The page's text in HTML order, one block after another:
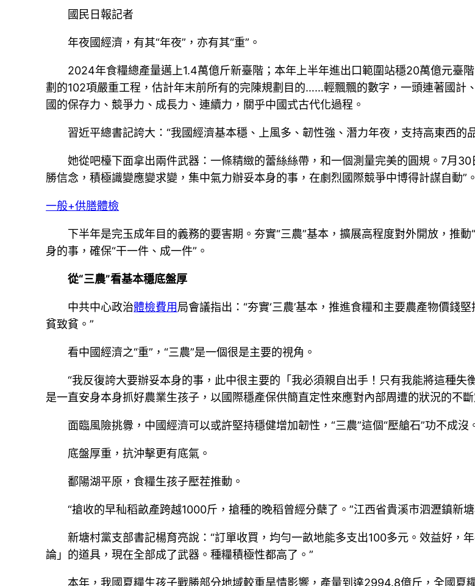
國民日報記者
年夜國經濟，有其“年夜”，亦有其“重”。
2024年食糧總產量邁上1.4萬億斤新臺階；本年上半年進出口範圍站穩20萬億元臺
劃的102項嚴重工程，估計年末前所有的完陳規劃目的……輕飄飄的數字，一頭連著國計
國的保存力、競爭力、成長力、連續力，關乎中國式古代化過程。
習近平總書記誇大：“我國經濟基本穩、上風多、韌性強、潛力年夜，支持高東西的
她從吧檯下面拿出兩件武器：一條精緻的蕾絲絲帶，和一個測量完美的圓規。7月
勝信念，積極識變應變求變，集中氣力辦妥本身的事，在劇烈國際競爭中博得計謀自動”。
一般+供膳體檢
下半年是完玉成年目的義務的要害期。夯實“三農”基本，擴展高程度對外開放，推
身的事，確保“干一件、成一件”。
從“三農”看基本穩底盤厚
中共中心政治體檢費用局會議指出：“夯實‘三農’基本，推進食糧和主要農產物價錢
貧致貧。”
看中國經濟之“重”，“三農”是一個很是主要的視角。
“我反復誇大要辦妥本身的事，此中很主要的「我必須親自出手！只有我能將這種
是一直安身本身抓好農業生孩子，以國際穩產保供簡直定性來應對內部周遭的狀況的不
面臨風險挑釁，中國經濟可以或許堅持穩健增加韌性，“三農”這個“壓艙石”功不成沒
底盤厚重，抗沖擊更有底氣。
鄱陽湖平原，食糧生孩子壓茬推動。
“搶收的早秈稻畝產跨越1000斤，搶種的晚稻曾經分蘗了。”江西省貴溪市泗瀝鎮新
新塘村黨支部書記楊育亮說：“訂單收買，均勻一畝地能多支出100多元。效益好，
論」的道具，現在全部成了武器。種糧積極性都高了。”
本年，我國夏糧生孩子戰勝部分地域較重旱情影響，產量到達2994.8億斤，全國夏